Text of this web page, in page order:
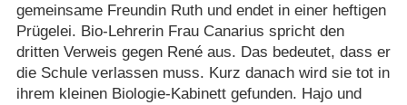
gemeinsame Freundin Ruth und endet in einer heftigen
Prügelei. Bio-Lehrerin Frau Canarius spricht den
dritten Verweis gegen René aus. Das bedeutet, dass er
die Schule verlassen muss. Kurz danach wird sie tot in
ihrem kleinen Biologie-Kabinett gefunden. Hajo und